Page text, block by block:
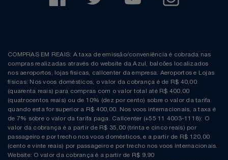
COMPRAS EM REAIS: A taxa de emissão/conveniência é cobrada nas
compras realizadas através do website da Azul, balcões localizados
nos aeroportos, lojas físicas, callcenter da empresa. Aeroportos e Lojas
físicas: Nos voos domésticos, o valor da cobrança é de R$ 40,00
(quarenta reais) para compras com o valor total até R$ 400,00
(quatrocentos reais) ou de 10% (dez por cento) sobre o valor da tarifa
quando esta for superior a R$ 400,00. Nos voos internacionais, a taxa é
de 7% sobre o valor da tarifa paga. Callcenter (+55 11 4003-1118): O
valor da cobrança é a partir de R$ 35,00 (trinta e cinco reais) por
passageiro e por trecho nos voos domésticos, e a partir de R$ 120,00
(cento e vinte reais) por passageiro e por trecho nos voos internacionais.
Website: O valor da cobrança é a partir de R$ 9,90